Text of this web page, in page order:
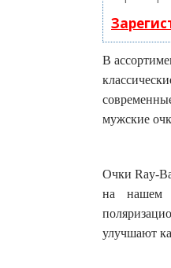
В
мужские
Очки Ray-
на нашем
улучшают